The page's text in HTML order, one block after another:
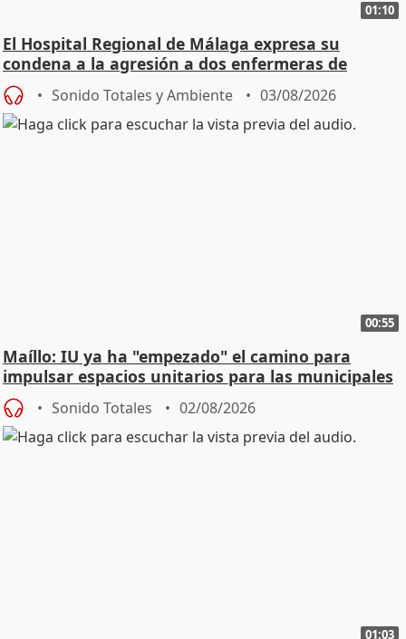
01:10
El Hospital Regional de Málaga expresa su
condena a la agresión a dos enfermeras de
Urgencias
Sonido Totales y Ambiente 03/08/2026
00:55
Maíllo: IU ya ha "empezado" el camino para
impulsar espacios unitarios para las municipales
Sonido Totales 02/08/2026
01:03